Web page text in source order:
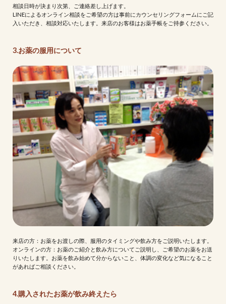
相談日時が決まり次第、ご連絡差し上げます。
LINEによるオンライン相談をご希望の方は事前にカウンセリングフォームにご記
入いただき、相談対応いたします。来店のお客様はお薬手帳をご持参ください。
3.お薬の服用について
来店の方：お薬をお渡しの際、服用のタイミングや飲み方をご説明いたします。
オンラインの方：お薬のご紹介と飲み方についてご説明し、ご希望のお薬をお送
りいたします。お薬を飲み始めて分からないこと、体調の変化など気になること
があればご相談ください。
4.購入されたお薬が飲み終えたら